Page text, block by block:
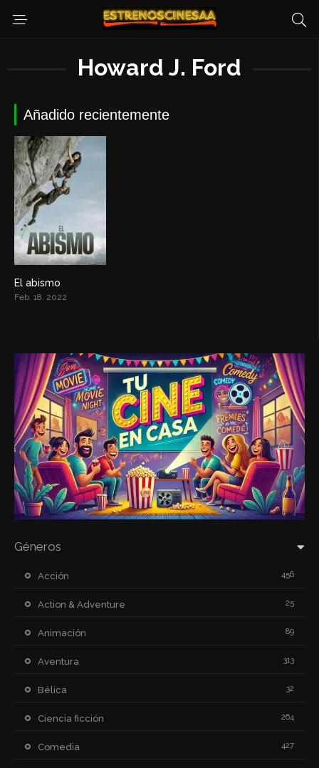
Howard J. Ford
Añadido recientemente
El abismo
Feb. 18, 2022
Géneros
Acción 456
Action & Adventure 25
Animación 89
Aventura 313
Bélica 32
Ciencia ficción 264
Comedia 427